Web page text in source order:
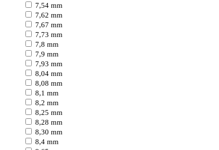
7,54 mm
7,62 mm
7,67 mm
7,73 mm
7,8 mm
7,9 mm
7,93 mm
8,04 mm
8,08 mm
8,1 mm
8,2 mm
8,25 mm
8,28 mm
8,30 mm
8,4 mm